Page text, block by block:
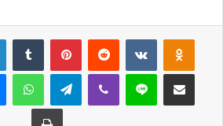
LinkedInTumblr PinterestReddit VKontakte
MessengerWhatsAppTelegramViber Line E-Posta ile
Yazdır